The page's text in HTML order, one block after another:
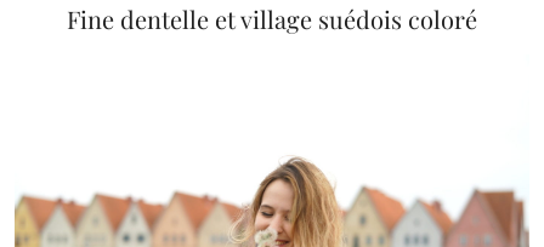
Fine dentelle et village suédois coloré